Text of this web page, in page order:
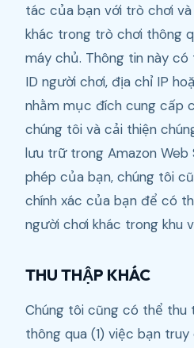
tác của bạn với trò chơi
khác trong trò chơi thông
máy chủ. Thông tin này
ID người chơi, địa chỉ IP
nhằm mục đích cung cấp
chúng tôi và cải thiện
lưu trữ trong Amazon Web
phép của bạn, chúng tôi
chính xác của bạn để có
người chơi khác trong khu
THU THẬP KHÁC
Chúng tôi cũng có thể
thông qua (1) việc bạn